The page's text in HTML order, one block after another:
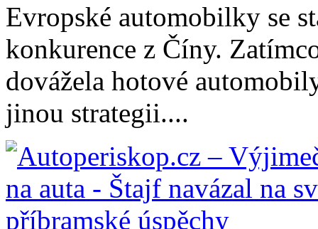
Evropské automobilky se
konkurence z Číny.
dovážela hotové
jinou strategii....